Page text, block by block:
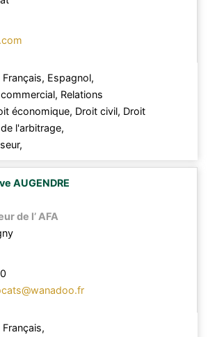
Français, Espagnol,
Relations
économique, Droit civil, Droit
l'arbitrage,
AUGENDRE
de l’ AFA
Français,